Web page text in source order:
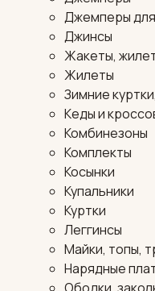
Джемперы
Джинсы
Жакеты,
Жилеты
Зимние
Кеды и
Комбинезоны
Комплекты
Косынки
Купальники
Куртки
Леггинсы
Майки, топы,
Нарядные